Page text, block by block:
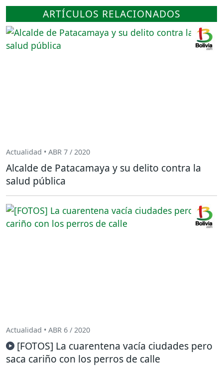
ARTÍCULOS RELACIONADOS
Actualidad • ABR 7 / 2020
Alcalde de Patacamaya y su delito contra la
salud pública
Actualidad • ABR 6 / 2020
[FOTOS] La cuarentena vacía ciudades pero
saca cariño con los perros de calle